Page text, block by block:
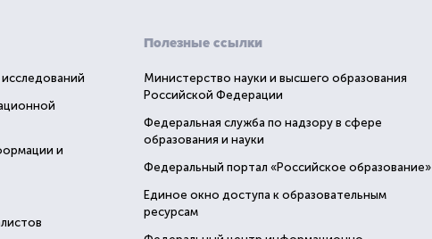
и
Полезные ссылки
Министерство науки и высшего образования
Российской Федерации
Федеральная служба по надзору в сфере
образования и науки
Федеральный портал «Российское образование»
Единое окно доступа к образовательным
ресурсам